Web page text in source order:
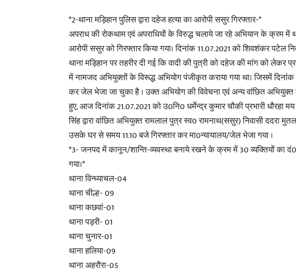
*2-थाना मड़िहान पुलिस द्वारा दहेज हत्या का आरोपी ससुर गिरफ्तार-*
अपराध की रोकथाम एवं अपराधियों के विरुद्ध चलाये जा रहे अभियान के क्रम में
आरोपी ससुर को गिरफ्तार किया गया। दिनांक 11.07.2021 को शिवशंकर पटेल
थाना मड़िहान पर तहरीर दी गई कि वादी की पुत्री को दहेज की मांग को
में नामजद अभियुक्तों के विरूद्ध अभियोग पंजीकृत कराया गया था। जिसमें दिनांक
कर जेल भेजा जा चुका है । उक्त अभियोग की विवेचना एवं अन्य वांछित अभियुक्त
हुए, आज दिनांक 21.07.2021 को उ0नि0 धर्मेन्द्र कुमार चौकी प्रभारी धौरहा
सिंह द्वारा वांछित अभियुक्त रामलाल पुत्र स्व0 रामनाथ(ससुर) निवासी ददरा
उसके घर से समय 11.10 बजे गिरफ्तार कर मा0न्यायालय/जेल भेजा गया ।
*3- जनपद में कानून/शान्ति-व्यवस्था बनाये रखने के क्रम में 30 व्यक्तियों का
गया।*
थाना विन्ध्याचल-04
थाना चील्ह- 09
थाना कछवां-01
थाना पड़री- 01
थाना चुनार-01
थाना हलिया-09
थाना अहरौरा-05